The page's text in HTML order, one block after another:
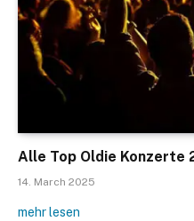
Alle Top Oldie Konzerte
14. March 2025
mehr lesen